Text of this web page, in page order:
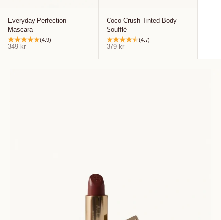
Everyday Perfection
Mascara
(4.9)
REA-pris
349 kr
Coco Crush Tinted Body
Soufflé
(4.7)
REA-pris
379 kr